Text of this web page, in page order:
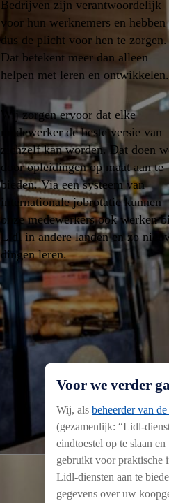
Bedrijven zijn verantwoordelijk
voor hun werknemers en hebben
dus de plicht voor hen te zorgen.
Dat betekent meer dan alleen
helpen met leren en ontwikkelen.
Wij zorgen ervoor dat elke
medewerker de beste versie van
zichzelf kan worden. Dat doen
door opleidingen op maat aan te
bieden. Via een systeem van
internationale jobrotatie kunnen
onze medewerkers ook werken
Lidl in andere landen en zo
dingen leren.
Voor we verder
Wij, als beheerder van
(gezamenlijk: “Lidl-
eindtoestel op te slaan
gebruikt voor praktische
Lidl-diensten aan te
gegevens over uw